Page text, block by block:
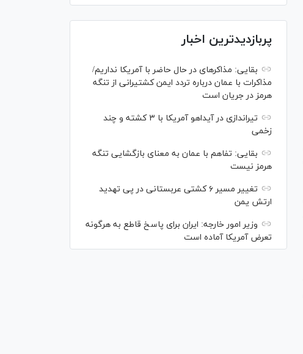
پربازدیدترین اخبار
بقایی: مذاکره‎ای در حال حاضر با آمریکا نداریم/
مذاکرات با عمان درباره تردد ایمن کشتیرانی از تنگه
هرمز در جریان است
تیراندازی در آیداهو آمریکا با ۳ کشته و چند
زخمی
بقایی: تفاهم با عمان به معنای بازگشایی تنگه
هرمز نیست
تغییر مسیر ۶ کشتی عربستانی در پی تهدید
ارتش یمن
وزیر امور خارجه: ایران برای پاسخ قاطع به هرگونه
تعرض آمریکا آماده است